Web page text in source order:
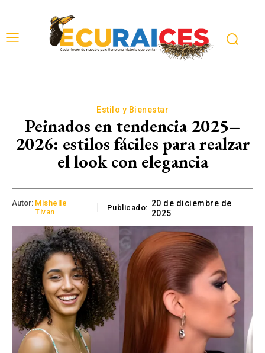
Estilo y Bienestar
Peinados en tendencia 2025–
2026: estilos fáciles para realzar
el look con elegancia
Autor: Mishelle
Tivan
Publicado: 20 de diciembre de
2025